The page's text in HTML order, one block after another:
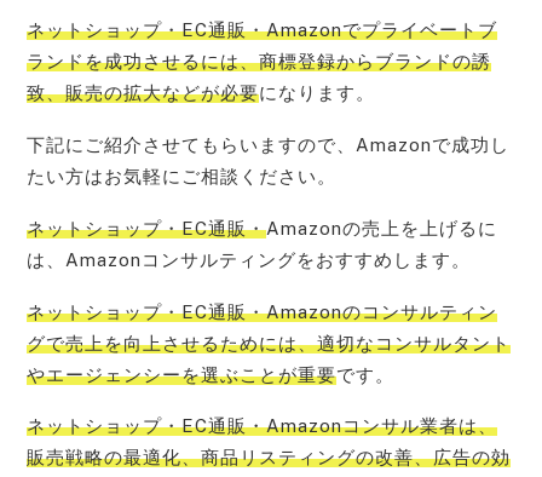
ネットショップ・EC通販・Amazonでプライベートブ
ランドを成功させるには、商標登録からブランドの誘
致、販売の拡大などが必要になります。
下記にご紹介させてもらいますので、Amazonで成功し
たい方はお気軽にご相談ください。
ネットショップ・EC通販・Amazonの売上を上げるに
は、Amazonコンサルティングをおすすめします。
ネットショップ・EC通販・Amazonのコンサルティン
グで売上を向上させるためには、適切なコンサルタント
やエージェンシーを選ぶことが重要です。
ネットショップ・EC通販・Amazonコンサル業者は、
販売戦略の最適化、商品リスティングの改善、広告の効